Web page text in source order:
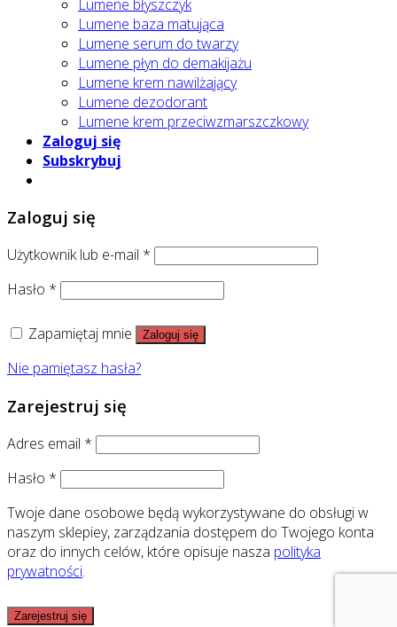
Lumene błyszczyk
Lumene baza matująca
Lumene serum do twarzy
Lumene płyn do demakijażu
Lumene krem nawilżający
Lumene dezodorant
Lumene krem przeciwzmarszczkowy
Zaloguj się
Subskrybuj
Zaloguj się
Użytkownik lub e-mail *
Hasło *
Zapamiętaj mnie Zaloguj się
Nie pamiętasz hasła?
Zarejestruj się
Adres email *
Hasło *
Twoje dane osobowe będą wykorzystywane do obsługi w
naszym sklepiey, zarządzania dostępem do Twojego konta
oraz do innych celów, które opisuje nasza polityka
prywatności.
Zarejestruj się